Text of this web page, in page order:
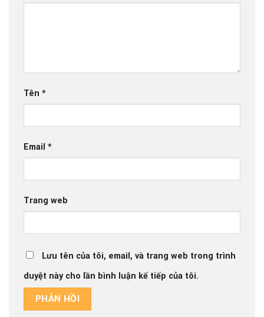
Tên *
Email *
Trang web
Lưu tên của tôi, email, và trang web trong trình
duyệt này cho lần bình luận kế tiếp của tôi.